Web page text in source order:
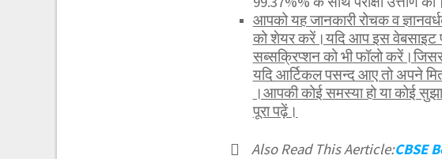
आपको यह जानकारी रोचक व
को शेयर करें।यदि आप इस वेबसाइट
सब्सक्रिप्शन को भी फॉलो
यदि आर्टिकल पसन्द आए तो अपने
।आपकी कोई समस्या हो या कोई
पूरा पढ़ें।
Also Read This Aerticle:CBSE